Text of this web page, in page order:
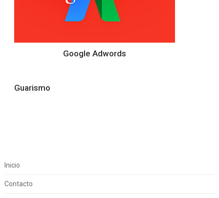
Google Adwords
Guarismo
Inicio
Contacto